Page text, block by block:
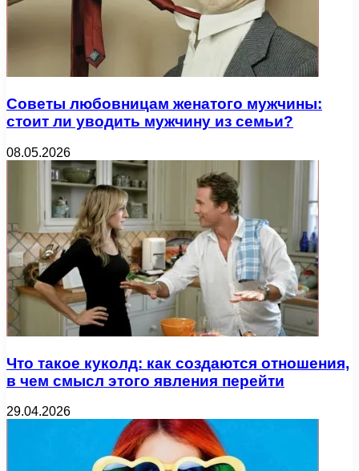
Советы любовницам женатого мужчины:
стоит ли уводить мужчину из семьи?
08.05.2026
Что такое куколд: как создаются отношения,
в чем смысл этого явления перейти
29.04.2026